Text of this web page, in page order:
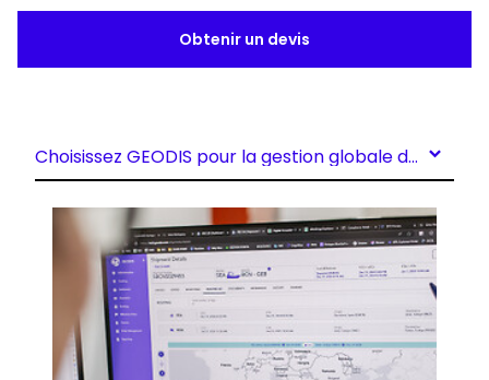
Obtenir un devis
Choisissez GEODIS pour la gestion globale de vos flux douaniers​
Keepeek